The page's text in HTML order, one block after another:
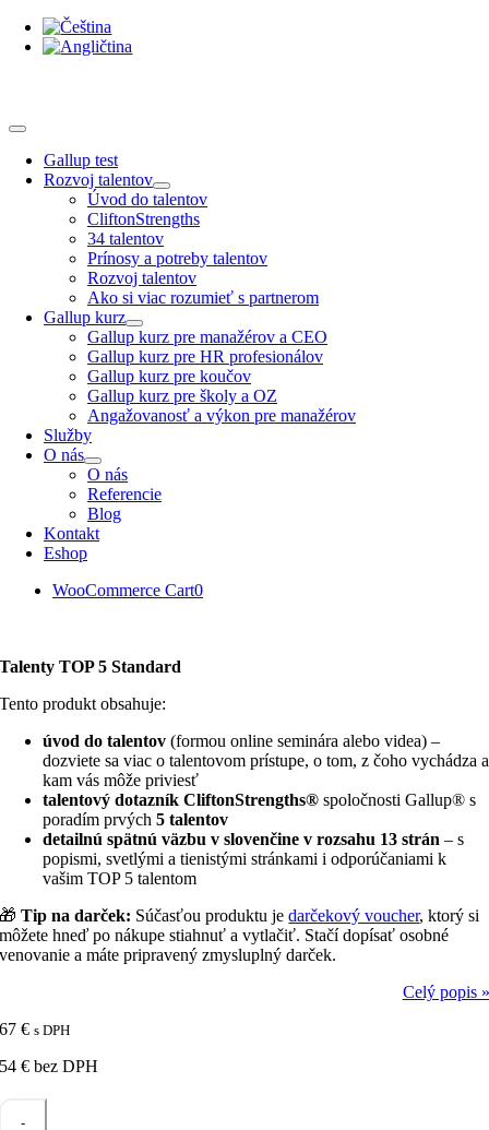
Skip
Toggle
Navigation
Gallup test
Rozvoj talentov
Úvod do talentov
CliftonStrengths
34 talentov
Prínosy a potreby talentov
Rozvoj talentov
Ako si viac rozumieť s partnerom
Gallup kurz
Gallup kurz pre manažérov a CEO
Gallup kurz pre HR profesionálov
Gallup kurz pre koučov
Gallup kurz pre školy a OZ
Angažovanosť a výkon pre manažérov
Služby
O nás
O nás
Referencie
Blog
Kontakt
Eshop
WooCommerce Cart0
Talenty TOP 5 Standard
Tento produkt obsahuje:
úvod do talentov (formou online seminára alebo videa) –
dozviete sa viac o talentovom prístupe, o tom, z čoho vychádza a
kam vás môže priviesť
talentový dotazník CliftonStrengths® spoločnosti Gallup® s
poradím prvých5 talentov
detailnú spätnú väzbu v slovenčine v rozsahu 13 strán – s
popismi, svetlými a tienistými stránkami i odporúčaniami k
vašim TOP 5 talentom
🎁 Tip na darček: Súčasťou produktu jedarčekový voucher, ktorý si
môžete hneď po nákupe stiahnuť a vytlačiť. Stačí dopísať osobné
venovanie a máte pripravený zmysluplný darček.
Celý popis »
67€ s DPH
54€ bez DPH